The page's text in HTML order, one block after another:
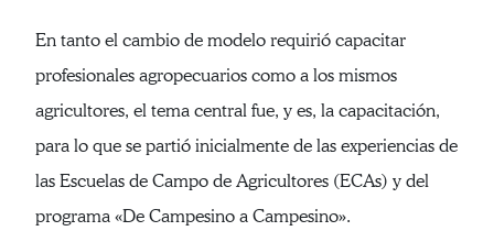
En tanto el cambio de modelo requirió capacitar
profesionales agropecuarios como a los mismos
agricultores, el tema central fue, y es, la capacitación,
para lo que se partió inicialmente de las experiencias de
las Escuelas de Campo de Agricultores (ECAs) y del
programa «De Campesino a Campesino».